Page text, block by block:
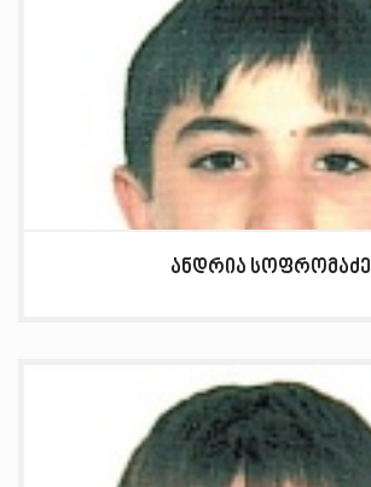
ანდრია სოფრომაძე